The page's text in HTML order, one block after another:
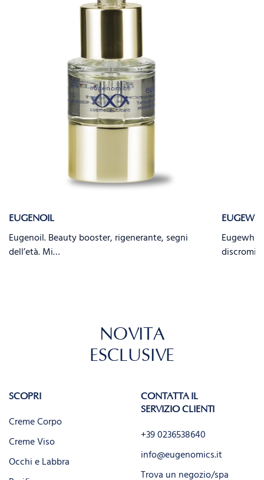
EUGENOIL
Eugenoil. Beauty booster, rigenerante, segni
dell’età. Mi…
NOVITÀ
ESCLUSIVE
SCOPRI
Creme Corpo
Creme Viso
Occhi e Labbra
CONTATTA IL
SERVIZIO CLIENTI
+39 0236538640
info@eugenomics.it
Trova un negozio/spa